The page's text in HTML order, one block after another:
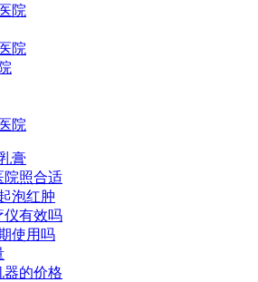
院
院
院
膏
院照合适
泡红肿
仪有效吗
使用吗
器的价格